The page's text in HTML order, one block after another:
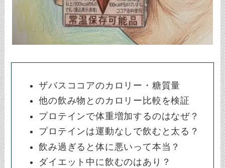
ザバスココアのカロリー・糖質量
他の飲み物とのカロリー比較を検証
プロテインで体重増加するのはなぜ？
プロテインは運動なしで飲むと太る？
飲み過ぎると体に悪いって本当？
ダイエット中に飲むのはあり？